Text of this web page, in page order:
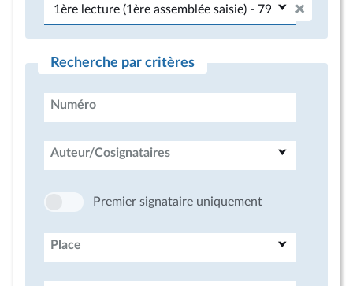
Recherche par critères
Numéro
Auteur/Cosignataires
Premier signataire uniquement
Place